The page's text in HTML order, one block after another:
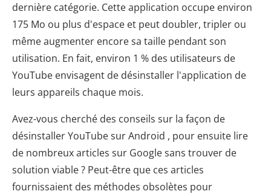
dernière catégorie. Cette application occupe environ
175 Mo ou plus d'espace et peut doubler, tripler ou
même augmenter encore sa taille pendant son
utilisation. En fait, environ 1 % des utilisateurs de
YouTube envisagent de désinstaller l'application de
leurs appareils chaque mois.
Avez-vous cherché des conseils sur la façon de
désinstaller YouTube sur Android , pour ensuite lire
de nombreux articles sur Google sans trouver de
solution viable ? Peut-être que ces articles
fournissaient des méthodes obsolètes pour